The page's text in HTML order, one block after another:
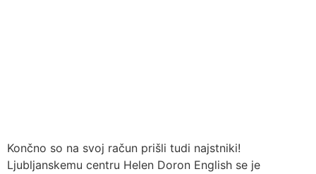
Končno so na svoj račun prišli tudi najstniki!
Ljubljanskemu centru Helen Doron English se je